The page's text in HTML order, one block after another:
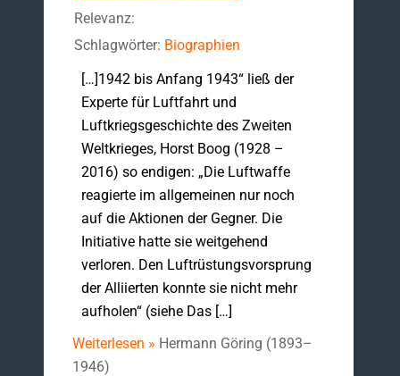
Relevanz:
Schlagwörter: Biographien
[…]1942 bis Anfang 1943“ ließ der
Experte für Luftfahrt und
Luftkriegsgeschichte des Zweiten
Weltkrieges, Horst Boog (1928 –
2016) so endigen: „Die Luftwaffe
reagierte im allgemeinen nur noch
auf die Aktionen der Gegner. Die
Initiative hatte sie weitgehend
verloren. Den Luftrüstungsvorsprung
der Alliierten konnte sie nicht mehr
aufholen“ (siehe Das […]
Weiterlesen » Hermann Göring (1893–
1946)